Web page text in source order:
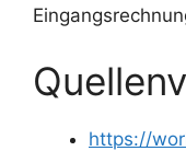
https://